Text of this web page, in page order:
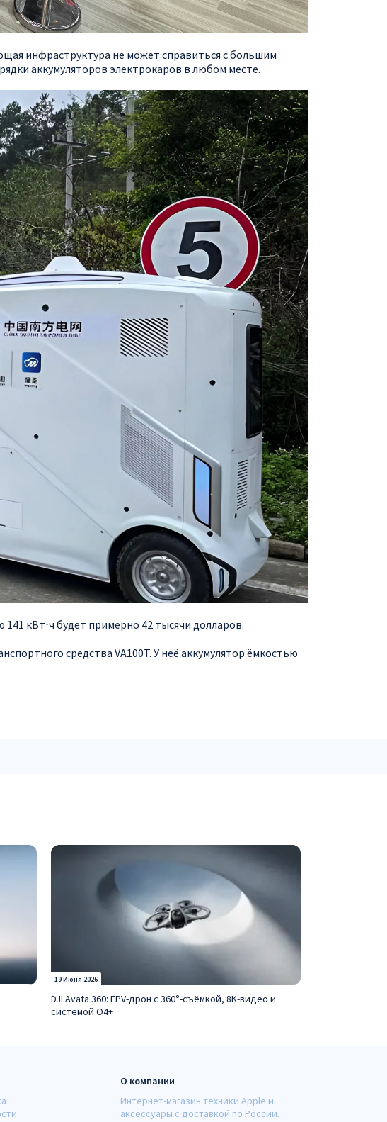
инфраструктура не может справиться с большим
аккумуляторов электрокаров в любом месте.
кВт⋅ч будет примерно 42 тысячи долларов.
средства VA100T. У неё аккумулятор ёмкостью
19 Июня 2026
DJI Avata 360: FPV-дрон с 360°-съёмкой, 8K-видео и
системой O4+
О компании
Интернет-магазин техники Apple и
аксессуары с доставкой по России.